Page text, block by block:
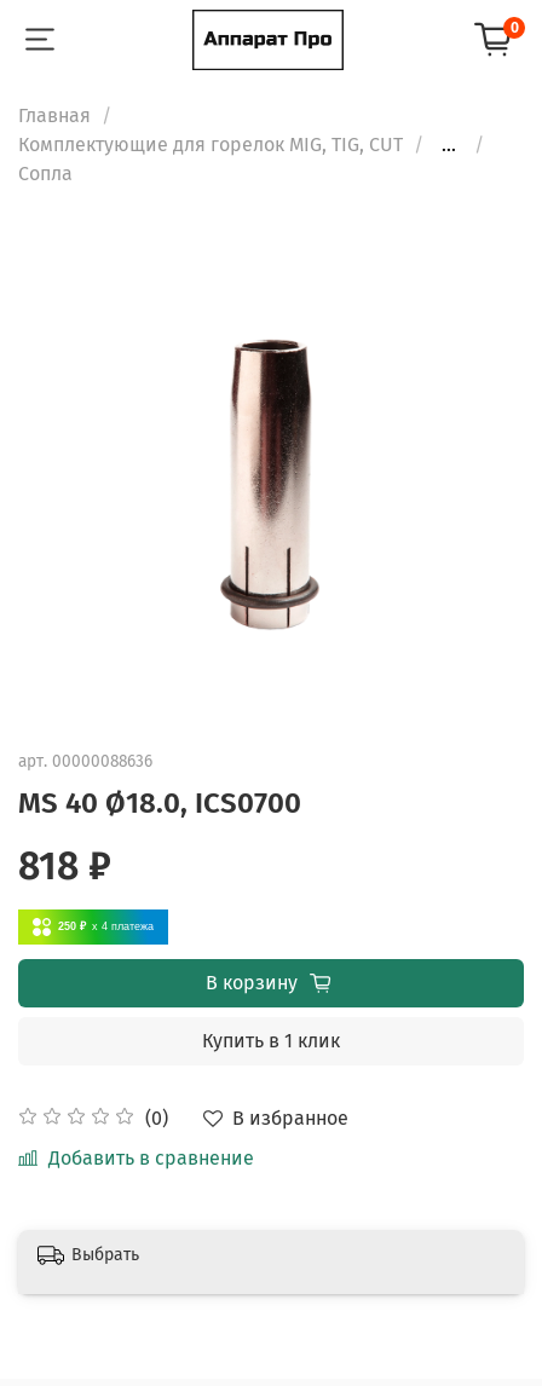
0
Главная
Комплектующие для горелок MIG, TIG, CUT
...
Сопла
арт. 00000088636
MS 40 Ø18.0, ICS0700
(0)
В избранное
Добавить в сравнение
818 ₽
250 ₽ x 4 платежа
В корзину
Купить в 1 клик
Выбрать